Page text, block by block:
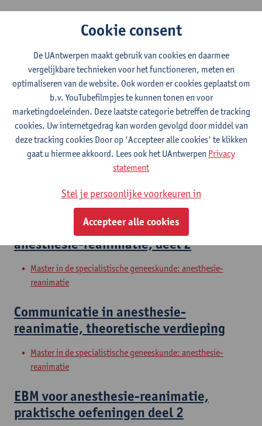
Aanvullingen in anesthesie-reanimatie,
deel 1
Master in de specialistische geneeskunde: anesthesie-
reanimatie
Probleemoplossend vermogen in
anesthesie-reanimatie, deel 1
reanimatie
Probleemoplossend vermogen in
anesthesie-reanimatie, deel 2
Master in de specialistische geneeskunde: anesthesie-
reanimatie
Communicatie in anesthesie-
reanimatie, theoretische verdieping
Master in de specialistische geneeskunde: anesthesie-
reanimatie
EBM voor anesthesie-reanimatie,
praktische oefeningen deel 2
Cookie consent
De UAntwerpen maakt gebruik van cookies en daarmee
vergelijkbare technieken voor het functioneren, meten en
optimaliseren van de website. Ook worden er cookies geplaatst om
b.v. YouTubefilmpjes te kunnen tonen en voor
marketingdoeleinden. Deze laatste categorie betreffen de tracking
cookies. Uw internetgedrag kan worden gevolgd door middel van
deze tracking cookies Door op 'Accepteer alle cookies' te klikken
gaat u hiermee akkoord. Lees ook het UAntwerpen Privacy
statement
Stel je persoonlijke voorkeuren in
Accepteer alle cookies